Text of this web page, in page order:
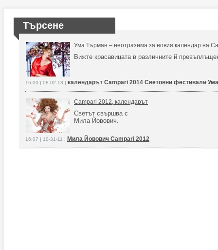
Търсене
Ума Търман – неотразима за новия календар на
Вижте красавицата в различните й
16:00 | 08-02-13 | календарът Campari 2014 Световни фестивали
Сampari 2012, календарът
Светът свършва с
Мила Йовович.
16:07 | 10-31-11 | Мила Йовович Campari 2012